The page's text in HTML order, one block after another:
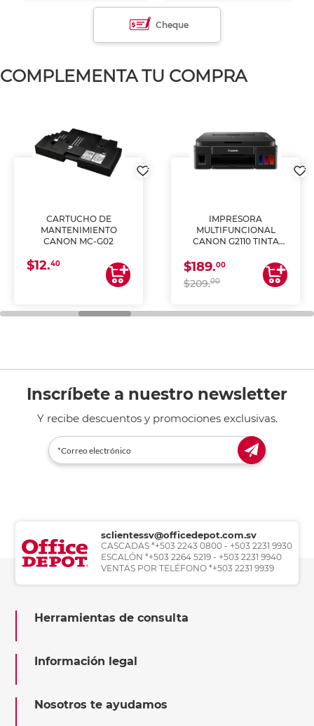
Cheque
COMPLEMENTA TU COMPRA
CARTUCHO DE
MANTENIMIENTO
CANON MC-G02
$12.40
IMPRESORA
MULTIFUNCIONAL
CANON G2110 TINTA
$189.00
$209.00
Inscríbete a nuestro newsletter
Y recibe descuentos y promociones exclusivas.
sclientessv@officedepot.com.sv
CASCADAS *+503 2243 0800 - +503 2231 9930
ESCALÓN *+503 2264 5219 - +503 2231 9940
VENTAS POR TELÉFONO *+503 2231 9939
Herramientas de consulta
Información legal
Nosotros te ayudamos